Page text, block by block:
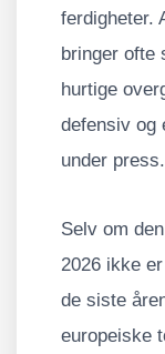
ferdigheter.
bringer ofte
hurtige
defensiv og
under press.
Selv om
2026 ikke
de siste
europeiske